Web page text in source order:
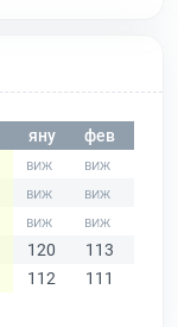
яну фев
120 113
112 111